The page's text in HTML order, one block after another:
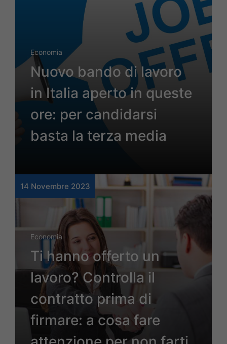
Economia
Nuovo bando di lavoro
in Italia aperto in queste
ore: per candidarsi
basta la terza media
14 Novembre 2023
Economia
Ti hanno offerto un
lavoro? Controlla il
contratto prima di
firmare: a cosa fare